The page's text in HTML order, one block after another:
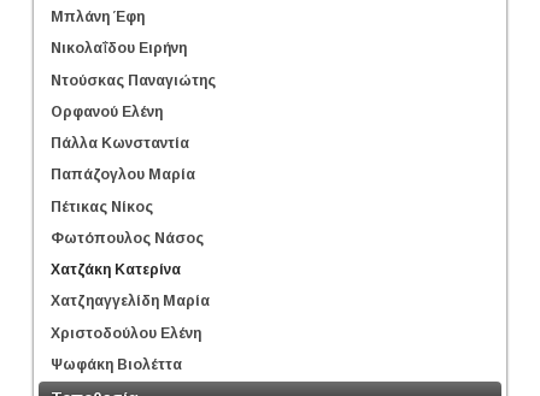
Μπλάνη Έφη
Νικολαΐδου Ειρήνη
Ντούσκας Παναγιώτης
Ορφανού Ελένη
Πάλλα Κωνσταντία
Παπάζογλου Μαρία
Πέτικας Νίκος
Φωτόπουλος Νάσος
Χατζάκη Κατερίνα
Χατζηαγγελίδη Μαρία
Χριστοδούλου Ελένη
Ψωφάκη Βιολέττα